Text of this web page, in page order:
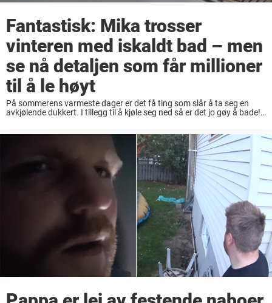
Fantastisk: Mika trosser
vinteren med iskaldt bad – men
se nå detaljen som får millioner
til å le høyt
På sommerens varmeste dager er det få ting som slår å ta seg en
avkjølende dukkert. I tillegg til å kjøle seg ned så er det jo gøy å bade!